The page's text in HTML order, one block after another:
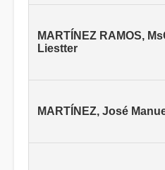
MARTÍNEZ RAMOS,
Liestter
MARTÍNEZ, José